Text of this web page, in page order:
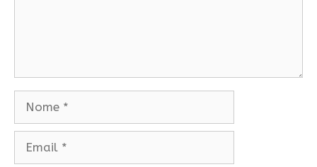
Nome
Email